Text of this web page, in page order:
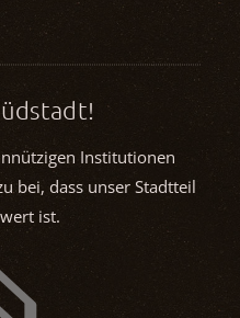
Institutionen
bei, dass unser Stadtteil
ist.